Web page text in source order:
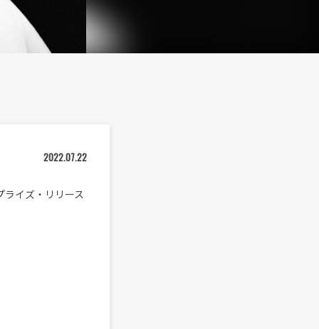
2022.07.22
イズ・リリース